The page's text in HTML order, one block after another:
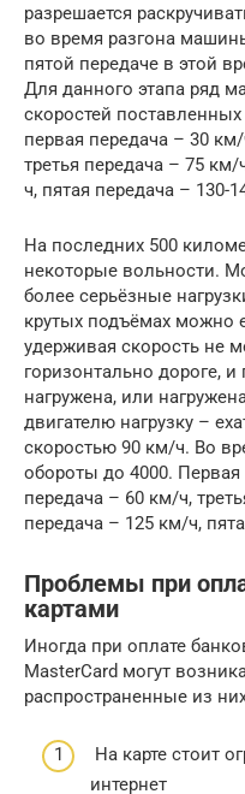
разрешается
во время разгона
пятой передаче в этой
Для данного этапа ряд
скоростей
первая передача – 30
третья передача – 75
ч, пятая передача – 130-
На последних 500
некоторые вольности.
более серьёзные
крутых подъёмах можно
удерживая скорость не
горизонтально дороге,
нагружена, или
двигателю нагрузку –
скоростью 90 км/ч. Во
обороты до 4000.
передача – 60 км/ч,
передача – 125 км/ч,
Проблемы при
картами
Иногда при оплате
MasterCard могут
распространенные из
На карте стоит
интернет